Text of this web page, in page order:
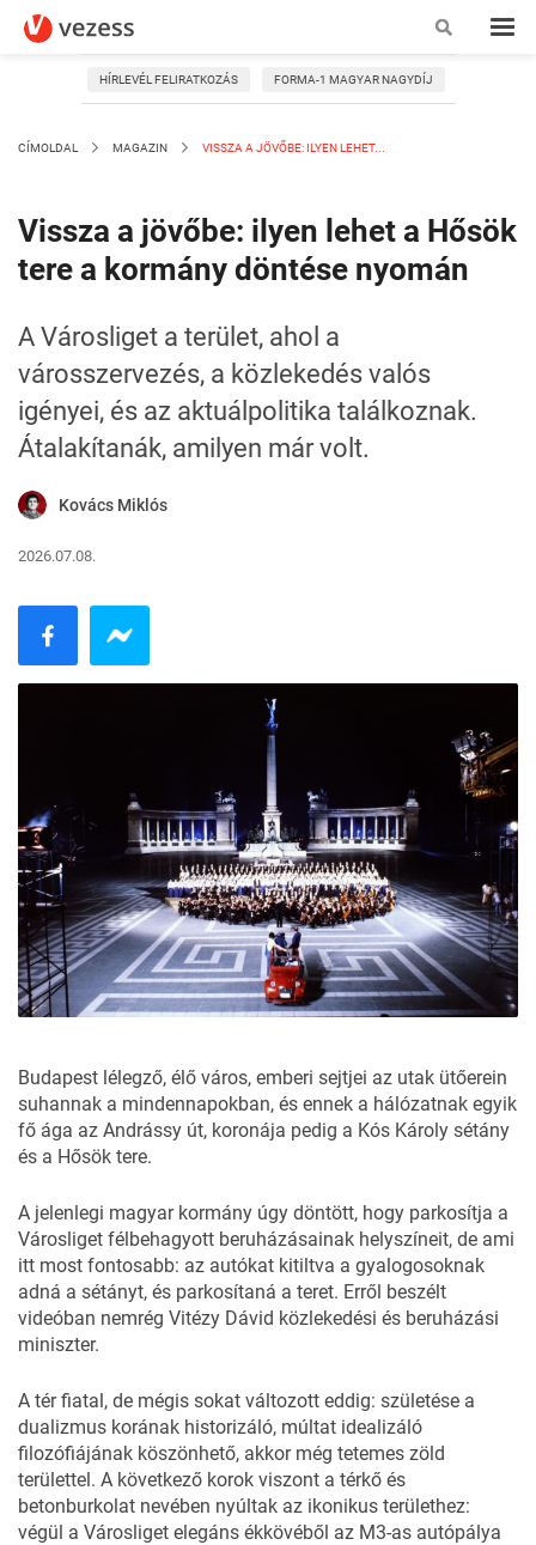
HÍRLEVÉL FELIRATKOZÁS FORMA-1 MAGYAR NAGYDÍJ
CÍMOLDAL MAGAZIN VISSZA A JÖVŐBE: ILYEN LEHET...
Vissza a jövőbe: ilyen lehet a Hősök
tere a kormány döntése nyomán
A Városliget a terület, ahol a
városszervezés, a közlekedés valós
igényei, és az aktuálpolitika találkoznak.
Átalakítanák, amilyen már volt.
Kovács Miklós
2026.07.08.
Budapest lélegző, élő város, emberi sejtjei az utak ütőerein
suhannak a mindennapokban, és ennek a hálózatnak egyik
fő ága az Andrássy út, koronája pedig a Kós Károly sétány
és a Hősök tere.
A jelenlegi magyar kormány úgy döntött, hogy parkosítja a
Városliget félbehagyott beruházásainak helyszíneit, de ami
itt most fontosabb: az autókat kitiltva a gyalogosoknak
adná a sétányt, és parkosítaná a teret. Erről beszélt
videóban nemrég Vitézy Dávid közlekedési és beruházási
miniszter.
A tér fiatal, de mégis sokat változott eddig: születése a
dualizmus korának historizáló, múltat idealizáló
filozófiájának köszönhető, akkor még tetemes zöld
területtel. A következő korok viszont a térkő és
betonburkolat nevében nyúltak az ikonikus területhez:
végül a Városliget elegáns ékkövéből az M3-as autópálya